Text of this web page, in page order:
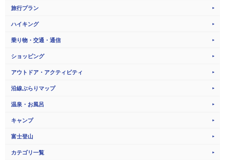
旅行プラン
ハイキング
乗り物・交通・通信
ショッピング
アウトドア・アクティビティ
沿線ぶらりマップ
温泉・お風呂
キャンプ
富士登山
カテゴリ一覧